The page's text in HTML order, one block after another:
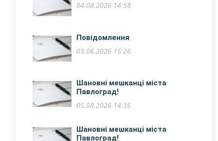
04.08.2026 14:58
Повідомлення
03.06.2026 15:26
Шановні мешканці міста
Павлоград!
05.08.2026 14:35
​Шановні мешканці міста
Павлоград!